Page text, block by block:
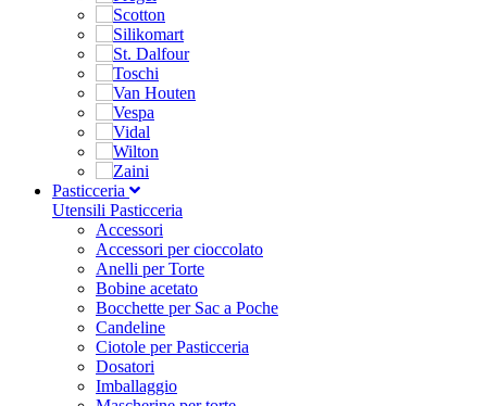
Pasticceria
Utensili Pasticceria
Accessori
Accessori per cioccolato
Anelli per Torte
Bobine acetato
Bocchette per Sac a Poche
Candeline
Ciotole per Pasticceria
Dosatori
Imballaggio